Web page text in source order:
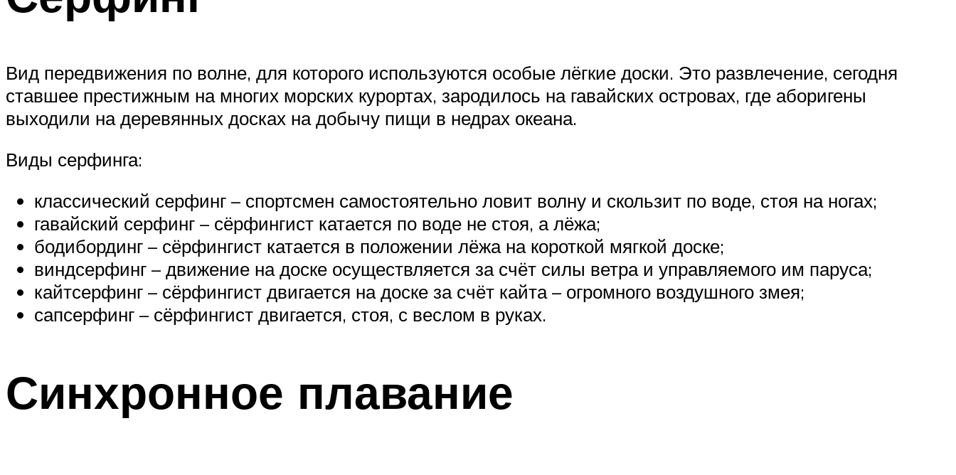
Вид передвижения по волне, для которого используются особые лёгкие доски. Это развлечение, сегодня
ставшее престижным на многих морских курортах, зародилось на гавайских островах, где аборигены
выходили на деревянных досках на добычу пищи в недрах океана.
Виды серфинга:
классический серфинг – спортсмен самостоятельно ловит волну и скользит по воде, стоя на ногах;
гавайский серфинг – сёрфингист катается по воде не стоя, а лёжа;
бодибординг – сёрфингист катается в положении лёжа на короткой мягкой доске;
виндсерфинг – движение на доске осуществляется за счёт силы ветра и управляемого им паруса;
кайтсерфинг – сёрфингист двигается на доске за счёт кайта – огромного воздушного змея;
сапсерфинг – сёрфингист двигается, стоя, с веслом в руках.
Синхронное плавание